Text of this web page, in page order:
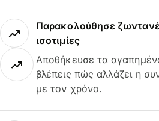
Παρακολούθησε
ισοτιμίες
Αποθήκευσε τα
βλέπεις πώς αλλάζει η
με τον χρόνο.